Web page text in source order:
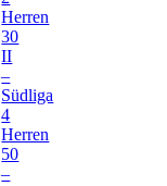
Herren
30
II
–
Südliga
4
Herren
50
–